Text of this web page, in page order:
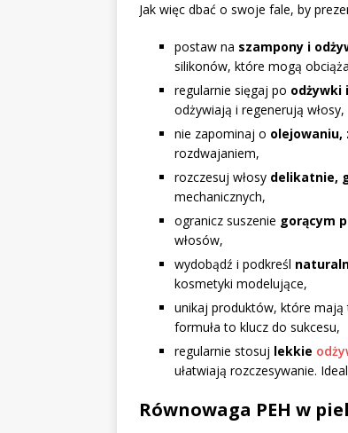
Jak więc dbać o swoje fale, by
postaw na szampony i
silikonów, które mogą
regularnie sięgaj po odżywki
odżywiają i regenerują włosy,
nie zapominaj o olejowaniu,
rozdwajaniem,
rozczesuj włosy delikatnie,
mechanicznych,
ogranicz suszenie gorącym
włosów,
wydobądź i podkreśl
kosmetyki modelujące,
unikaj produktów, które mają
formuła to klucz do sukcesu,
regularnie stosuj lekkie
ułatwiają rozczesywanie.
Równowaga PEH w